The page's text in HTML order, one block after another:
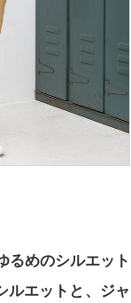
るめのシルエット
ルエットと、ジャ